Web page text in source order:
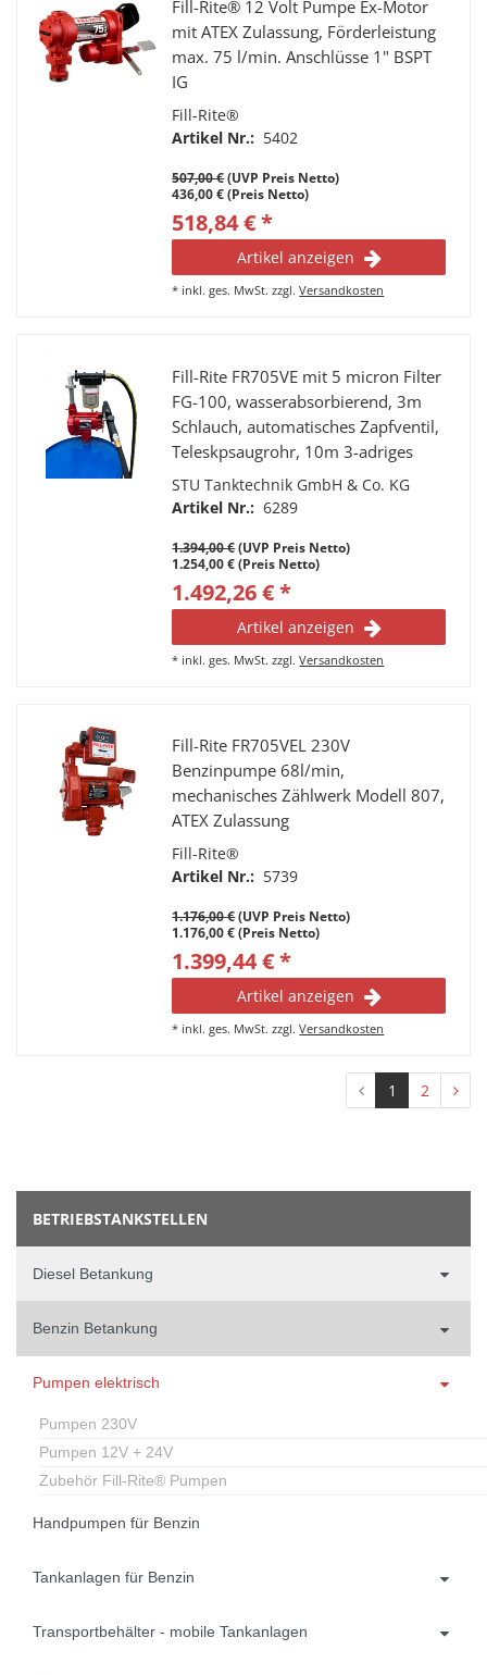
BETRIEBSTANKSTELLEN
Diesel Betankung
Benzin Betankung
Pumpen elektrisch
Pumpen 230V
Pumpen 12V + 24V
Zubehör Fill-Rite® Pumpen
Handpumpen für Benzin
Tankanlagen für Benzin
Transportbehälter - mobile Tankanlagen
Fill-Rite® 12 Volt Pumpe Ex-Motor
mit ATEX Zulassung, Förderleistung
max. 75 l/min. Anschlüsse 1" BSPT
IG
Fill-Rite®
Artikel Nr.: 5402
507,00 €(UVP Preis Netto)
436,00 € (Preis Netto)
518,84 € *
Artikel anzeigen
* inkl. ges. MwSt. zzgl.Versandkosten
Fill-Rite FR705VE mit 5 micron Filter
FG-100, wasserabsorbierend, 3m
Schlauch, automatisches Zapfventil,
Teleskpsaugrohr, 10m 3-adriges
Stromkabel, ATEX PG-
Verschraubung und SCHUKO
STU Tanktechnik GmbH & Co. KG
Artikel Nr.: 6289
1.394,00 €(UVP Preis Netto)
1.254,00 € (Preis Netto)
1.492,26 € *
Artikel anzeigen
* inkl. ges. MwSt. zzgl.Versandkosten
Fill-Rite FR705VEL 230V
Benzinpumpe 68l/min,
mechanisches Zählwerk Modell 807,
ATEX Zulassung
Fill-Rite®
Artikel Nr.: 5739
1.176,00 €(UVP Preis Netto)
1.176,00 € (Preis Netto)
1.399,44 € *
Artikel anzeigen
* inkl. ges. MwSt. zzgl.Versandkosten
1 2